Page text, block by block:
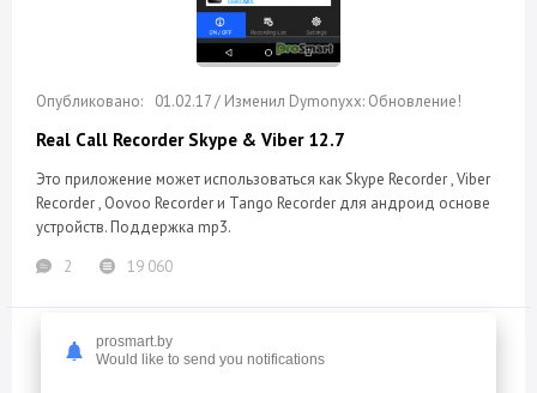
01.02.17 / Изменил Dymonyxx: Обновление!
Real Call Recorder Skype & Viber 12.7
Это приложение может использоваться как Skype Recorder , Viber
Recorder , Oovoo Recorder и Tango Recorder для андроид основе
устройств. Поддержка mp3.
2
19 060
prosmart.by
Would like to send you notifications